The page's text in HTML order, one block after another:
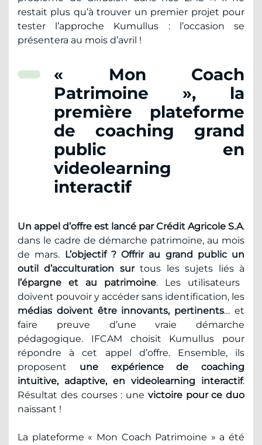
restait plus qu’à trouver un premier projet pour
tester l’approche Kumullus : l’occasion se
présentera au mois d’avril !
« Mon Coach
Patrimoine », la
première plateforme
de coaching grand
public en
videolearning
interactif
Un appel d’offre est lancé par Crédit Agricole S.A.
dans le cadre de démarche patrimoine, au mois
de mars. L’objectif ? Offrir au grand public un
outil d’acculturation surtous les sujets liés à
l’épargne et au patrimoine. Les utilisateurs
doivent pouvoir y accéder sans identification, les
médias doivent être innovants, pertinents… et
faire preuve d’une vraie démarche
pédagogique. IFCAM choisit Kumullus pour
répondre à cet appel d’offre. Ensemble, ils
proposent une expérience de coaching
intuitive, adaptive, en videolearning interactif.
Résultat des courses : une victoire pour ce duo
naissant !
La plateforme « Mon Coach Patrimoine » a été